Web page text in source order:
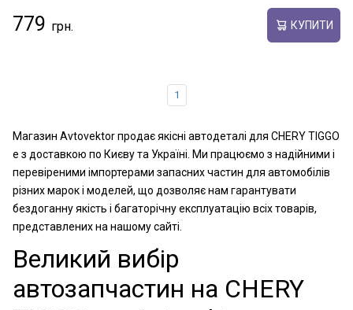
779 КУПИТИ
1
Магазин Avtovektor продає якісні автодеталі для CHERY TIGGO
e з доставкою по Києву та Україні. Ми працюємо з надійними і
перевіреними імпортерами запасних частин для автомобілів
різних марок і моделей, що дозволяє нам гарантувати
бездоганну якість і багаторічну експлуатацію всіх товарів,
представлених на нашому сайті.
Великий вибір
автозапчастин на CHERY